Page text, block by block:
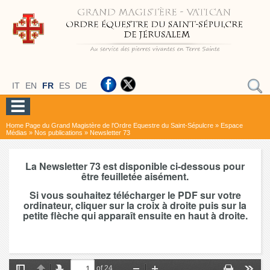
IT EN FR ES DE
Home Page du Grand Magistère de l'Ordre Equestre du Saint-Sépulcre » Espace
Médias » Nos publications » Newsletter 73
La Newsletter 73 est disponible ci-dessous pour
être feuilletée aisément.
Si vous souhaitez télécharger le PDF sur votre
ordinateur, cliquer sur la croix à droite puis sur la
petite flèche qui apparaît ensuite en haut à droite.